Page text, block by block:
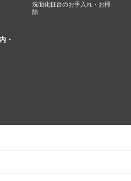
洗面化粧台のお手入れ・お掃
除
・